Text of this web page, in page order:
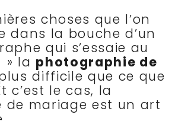
choses que l’on
dans la bouche d’un
qui s’essaie au
» la photographie de
difficile que ce que
c’est le cas, la
de mariage est un art